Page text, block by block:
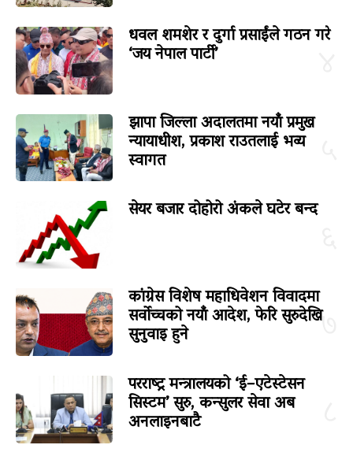
धवल शमशेर र दुर्गा प्रसाईंले गठन गरे
‘जय नेपाल पार्टी’
झापा जिल्ला अदालतमा नयाँ प्रमुख
न्यायाधीश, प्रकाश राउतलाई भव्य
स्वागत
सेयर बजार दोहोरो अंकले घटेर बन्द
७
कांग्रेस विशेष महाधिवेशन विवादमा
सर्वोच्चको नयाँ आदेश, फेरि सुरुदेखि
सुनुवाइ हुने
परराष्ट्र मन्त्रालयको ‘ई–एटेस्टेसन
सिस्टम’ सुरु, कन्सुलर सेवा अब
अनलाइनबाटै